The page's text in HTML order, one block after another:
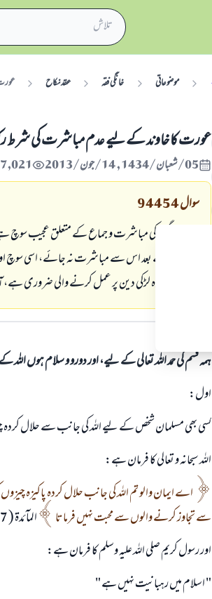
موضوعاتی خانگی فقہ عقد نکاح
عورت كا خاوند كے ليے عدم مباشرت كى شرط
05/شعبان/1434 , 14/جون/2013 7,021
سوال94454
ميرى منگيتر كى مباشرت و جماع كے متعلق عجيب
كہ شادى كے بعد اس سے مباشرت نہ جائے، اسى سوچ اور
كريگى، ليكن وہ لڑكى دين پر عمل كرنے والى ضرورى
ہمہ قسم کی حمد اللہ تعالی کے لیے، اور دورو و سلام ہوں
اول:
كسى بھى مسلمان شخص كے ليے اللہ كى جانب سے حلال كردہ
اللہ سبحانہ و تعالى كا فرمان ہے:
اے ايمان والو تم اللہ كى جانب حلال كردہ پاكيزہ
سے تجاوز كرنے والوں سے محبت نہيں فرماتا
المآئدۃ ( 87 ).
اور رسول كريم صلى اللہ عليہ وسلم كا فرمان ہے:
" اسلام ميں رہبانيت نہيں ہے "